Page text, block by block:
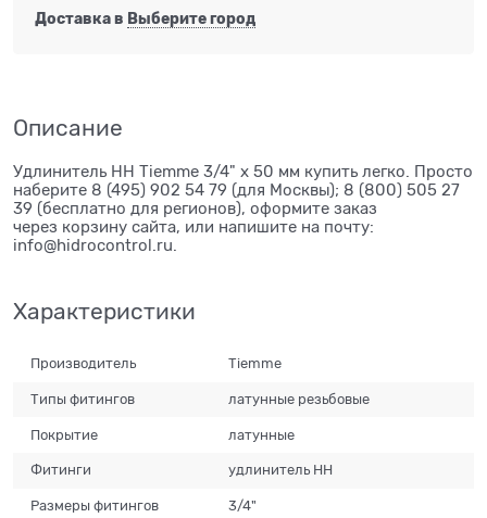
Доставка в Выберите город
Описание
Удлинитель НН Tiemme 3/4" х 50 мм купить легко. Просто
наберите 8 (495) 902 54 79 (для Москвы); 8 (800) 505 27
39 (бесплатно для регионов), оформите заказ
через корзину сайта, или напишите на почту:
info@hidrocontrol.ru.
Характеристики
Производитель Tiemme
Типы фитингов латунные резьбовые
Покрытие латунные
Фитинги удлинитель НН
Размеры фитингов 3/4"